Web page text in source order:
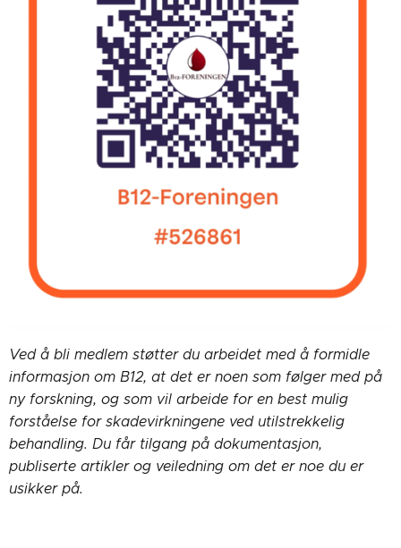
Ved å bli medlem støtter du arbeidet med å formidle
informasjon om B12, at det er noen som følger med på
ny forskning, og som vil arbeide for en best mulig
forståelse for skadevirkningene ved utilstrekkelig
behandling. Du får tilgang på dokumentasjon,
publiserte artikler og veiledning om det er noe du er
usikker på.